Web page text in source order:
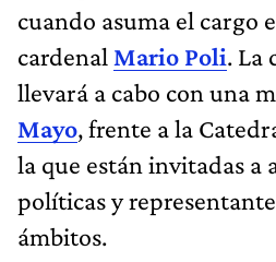
cuando asuma el cargo
cardenal Mario Poli. La
llevará a cabo con una
Mayo, frente a la
la que están invitadas a
políticas y
ámbitos.